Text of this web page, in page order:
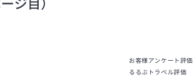
ジ目）
お客様アンケート評価
るるぶトラベル評価